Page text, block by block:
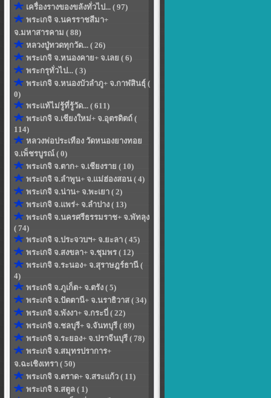
เครื่องรางของขลังทั่วไป... ( 97)
พระเกจิ จ.นครราชสีมา+
จ.มหาสารคาม ( 88)
หลวงปู่ทวดทุกวัด... ( 26)
พระเกจิ จ.หนองคาย+ จ.เลย ( 6)
พระกรุทั่วไป... ( 3)
พระเกจิ จ.หนองบัวลำภู+ จ.กาฬสินธุ์ (
0)
พระแท้ไม่รู้ที่รู้วัด... ( 611)
พระเกจิ จ.เชียงใหม่+ จ.อุตรดิตถ์ (
114)
หลวงพ่อประเทือง วัดหนองยางทอย
จ.เพ็ชรบูรณ์ ( 0)
พระเกจิ จ.ตาก+ จ.เชียงราย ( 10)
พระเกจิ จ.ลำพูน+ จ.แม่ฮ่องสอน ( 4)
พระเกจิ จ.น่าน+ จ.พะเยา ( 2)
พระเกจิ จ.แพร่+ จ.ลำปาง ( 13)
พระเกจิ จ.นครศรีธรรมราช+ จ.พัทลุง
( 74)
พระเกจิ จ.ประจวบฯ+ จ.ยะลา ( 45)
พระเกจิ จ.สงขลา+ จ.ชุมพร ( 12)
พระเกจิ จ.ระนอง+ จ.สุราษฎร์ธานี (
4)
พระเกจิ จ.ภูเก็ต+ จ.ตรัง ( 5)
พระเกจิ จ.ปัตตานี+ จ.นราธิวาส ( 34)
พระเกจิ จ.พังงา+ จ.กระบี่ ( 22)
พระเกจิ จ.ชลบุรี+ จ.จันทบุรี ( 89)
พระเกจิ จ.ระยอง+ จ.ปราจีนบุรี ( 78)
พระเกจิ จ.สมุทรปราการ+
จ.ฉะเชิงเทรา ( 50)
พระเกจิ จ.ตราด+ จ.สระแก้ว ( 11)
พระเกจิ จ.สตูล ( 1)